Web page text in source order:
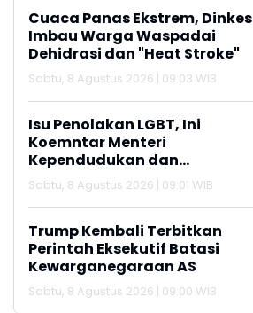
Cuaca Panas Ekstrem, Dinkes
Imbau Warga Waspadai
Dehidrasi dan "Heat Stroke"
Sabtu, 8 Agustus 2026 | 09:03 WIB
Isu Penolakan LGBT, Ini
Koemntar Menteri
Kependudukan dan
Pembangunan Keluarga
Sabtu, 8 Agustus 2026 | 09:01 WIB
Trump Kembali Terbitkan
Perintah Eksekutif Batasi
Kewarganegaraan AS
Sabtu, 8 Agustus 2026 | 09:00 WIB